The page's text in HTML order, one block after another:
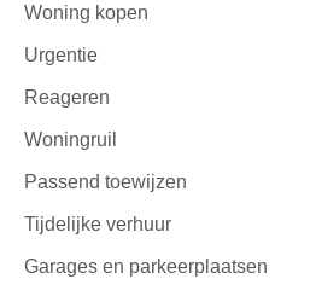
Woning kopen
Urgentie
Reageren
Woningruil
Passend toewijzen
Tijdelijke verhuur
Garages en parkeerplaatsen